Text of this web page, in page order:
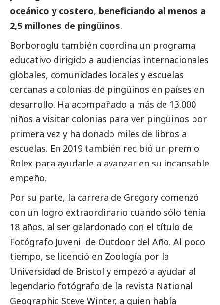
oceánico y costero, beneficiando al menos a
2,5 millones de pingüinos.
Borboroglu también coordina un programa
educativo dirigido a audiencias internacionales
globales, comunidades locales y escuelas
cercanas a colonias de pingüinos en países en
desarrollo. Ha acompañado a más de 13.000
niños a visitar colonias para ver pingüinos por
primera vez y ha donado miles de libros a
escuelas. En 2019 también recibió un premio
Rolex para ayudarle a avanzar en su incansable
empeño.
Por su parte, la carrera de Gregory comenzó
con un logro extraordinario cuando sólo tenía
18 años, al ser galardonado con el título de
Fotógrafo Juvenil de Outdoor del Año. Al poco
tiempo, se licenció en Zoología por la
Universidad de Bristol y empezó a ayudar al
legendario fotógrafo de la revista National
Geographic Steve Winter, a quien había